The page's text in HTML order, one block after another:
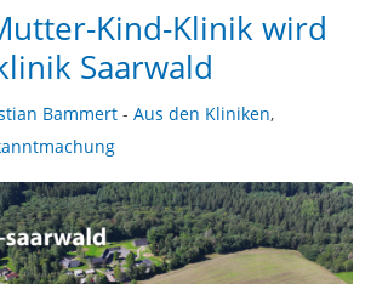
Kind-Klinik wird
Saarwald
Bammert - Aus den Kliniken,